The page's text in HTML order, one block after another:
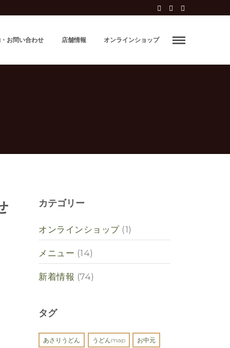
お問い合わせ 店舗情報 オンラインショップ
カテゴリー
オンラインショップ(1)
メニュー (14)
新着情報 (74)
タグ
あさりうどん うどんmap お中元